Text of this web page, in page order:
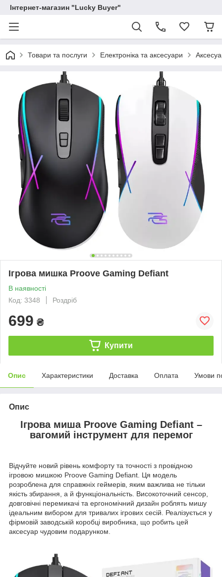
Інтернет-магазин "Lucky Buyer"
Товари та послуги Електроніка та аксесуари
Ігрова мишка Proove Gaming Defiant
В наявності
Код: 3348
Роздріб
699 ₴
Купити
Опис Характеристики Доставка Оплата Умови
Опис
Ігрова миша Proove Gaming Defiant –
вагомий інструмент для перемог
Відчуйте новий рівень комфорту та точності з провідною
ігровою мишкою Proove Gaming Defiant. Ця модель
розроблена для справжніх геймерів, яким важлива не тільки
якість збирання, а й функціональність. Високоточний сенсор,
довговічні перемикачі та ергономічний дизайн роблять мишу
ідеальним вибором для тривалих ігрових сесій. Реалізується у
фірмовій заводській коробці виробника, що робить цей
аксесуар чудовим подарунком.